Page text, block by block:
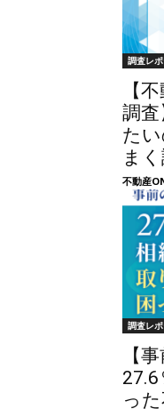
調査レポ
【
調
た
ま
不動産
調査レポ
【
27.6
っ